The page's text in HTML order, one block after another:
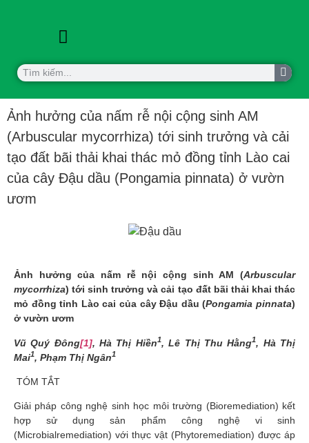
Ảnh hưởng của nấm rễ nội cộng sinh AM
(Arbuscular mycorrhiza) tới sinh trưởng và cải
tạo đất bãi thải khai thác mỏ đồng tỉnh Lào cai
của cây Đậu dầu (Pongamia pinnata) ở vườn
ươm
Ảnh hưởng của nấm rễ nội cộng sinh AM (Arbuscular
mycorrhiza) tới sinh trưởng và cải tạo đất bãi thải khai thác
mỏ đồng tỉnh Lào cai của cây Đậu dầu (Pongamia pinnata)
ở vườn ươm
Vũ Quý Đông[1], Hà Thị Hiền1, Lê Thị Thu Hằng1, Hà Thị
Mai1, Phạm Thị Ngân1
TÓM TẮT
Giải pháp công nghệ sinh học môi trường (Bioremediation) kết
hợp sử dụng sản phẩm công nghệ vi sinh
(Microbialremediation) với thực vật (Phytoremediation) được áp